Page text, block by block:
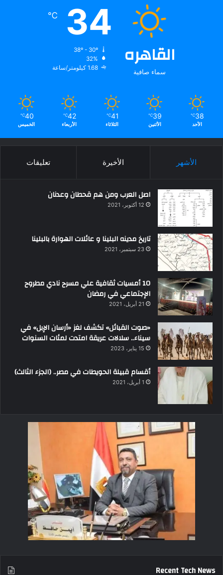
القاهره
سماء صافية
34
℃
32%
1.68 كيلومتر/ساعة
38
℃
الأحد
39
℃
الأثنين
41
℃
الثلاثاء
42
℃
الأربعاء
40
℃
الخميس
الأشهر الأخيرة تعليقات
اصل العرب ومن هم قحطان وعدنان
12 أكتوبر، 2021
تاريخ مدينه البلينا و عائلات الهوارة بالبلينا
23 سبتمبر، 2021
10 أمسيات ثقافية علي مسرح نادي مطروح
الإجتماعي في رمضان
21 أبريل، 2021
«صوت القبائل» تكشف لغز «أرسان الإبل» في
سيناء.. سلالات عريقة امتدت لمئات السنوات
15 يناير، 2023
أقسام قبيلة الحويطات في مصر.. (الجزء الثالث)
1 أبريل، 2021
Recent Tech News